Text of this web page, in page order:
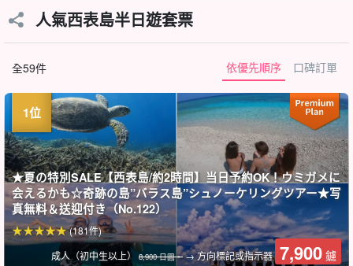
人氣西表島半日遊套票
全59件 依優先順序 口碑訂單
★夏の特別SALE【西表島/約2時間】当日予約OK！ウミガメに
会えるかも☆奇跡の島”バラス島”シュノーケリングツアー★写
真無料＆送迎付き（No.122）
成人（初中生以上）8,900 日圓。→ 方向標記或指示器 7,900 鑢
(181件)